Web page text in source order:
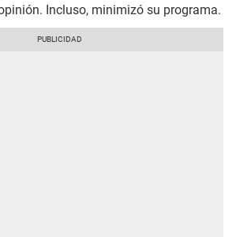
Incluso, minimizó su programa.